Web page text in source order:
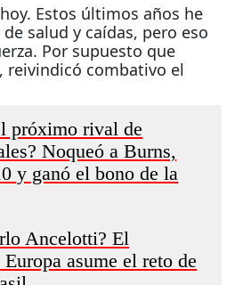
Estos últimos años he
salud y caídas, pero eso
Por supuesto que
reivindicó combativo el
próximo rival de
Noqueó a Burns,
y ganó el bono de la
Ancelotti? El
asume el reto de